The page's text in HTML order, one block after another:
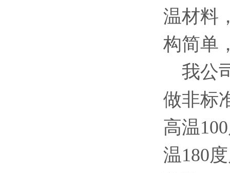
温材料
构简单
我公
做非标
高温
温180